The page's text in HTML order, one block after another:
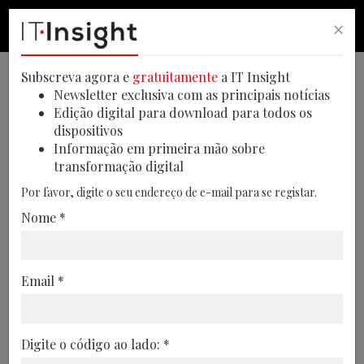
A Avanade e a Microsoft
reúnem líderes em Lisboa
para discutir como a IA está a
sair do hype e a entrar no
A inteligência artificial foi o ponto de
em Lisboa: como passar da
×
Subscreva agora e gratuitamente a IT Insight
Newsletter exclusiva com as principais notícias
Edição digital para download para todos os
dispositivos
Informação em primeira mão sobre
transformação digital
Por favor, digite o seu endereço de e-mail para se registar.
Nome *
Email *
Digite o código ao lado: *